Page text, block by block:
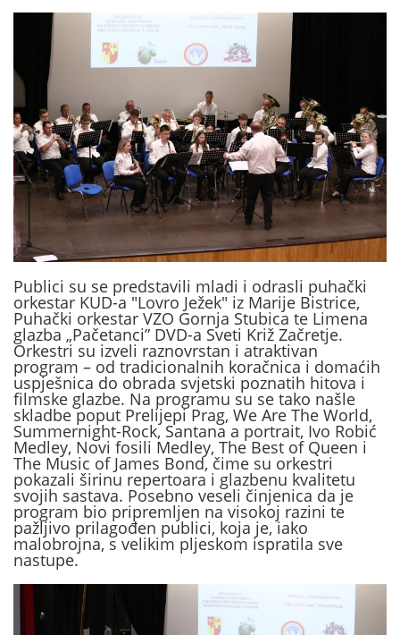
Publici su se predstavili mladi i odrasli puhački
orkestar KUD-a "Lovro Ježek" iz Marije Bistrice,
Puhački orkestar VZO Gornja Stubica te Limena
glazba „Pačetanci” DVD-a Sveti Križ Začretje.
Orkestri su izveli raznovrstan i atraktivan
program – od tradicionalnih koračnica i domaćih
uspješnica do obrada svjetski poznatih hitova i
filmske glazbe. Na programu su se tako našle
skladbe poput Prelijepi Prag, We Are The World,
Summernight-Rock, Santana a portrait, Ivo Robić
Medley, Novi fosili Medley, The Best of Queen i
The Music of James Bond, čime su orkestri
pokazali širinu repertoara i glazbenu kvalitetu
svojih sastava. Posebno veseli činjenica da je
program bio pripremljen na visokoj razini te
pažljivo prilagođen publici, koja je, iako
malobrojna, s velikim pljeskom ispratila sve
nastupe.